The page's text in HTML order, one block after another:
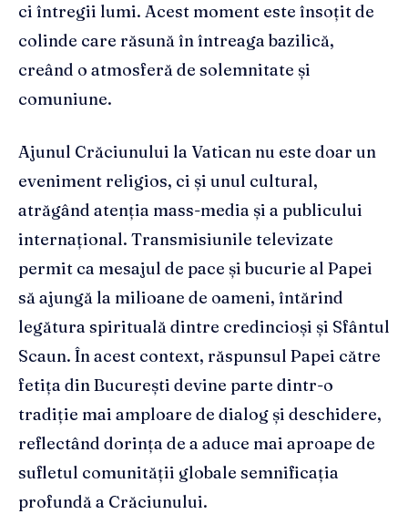
ci întregii lumi. Acest moment este însoțit de
colinde care răsună în întreaga bazilică,
creând o atmosferă de solemnitate și
comuniune.
Ajunul Crăciunului la Vatican nu este doar un
eveniment religios, ci și unul cultural,
atrăgând atenția mass-media și a publicului
internațional. Transmisiunile televizate
permit ca mesajul de pace și bucurie al Papei
să ajungă la milioane de oameni, întărind
legătura spirituală dintre credincioși și Sfântul
Scaun. În acest context, răspunsul Papei către
fetița din București devine parte dintr-o
tradiție mai amploare de dialog și deschidere,
reflectând dorința de a aduce mai aproape de
sufletul comunității globale semnificația
profundă a Crăciunului.